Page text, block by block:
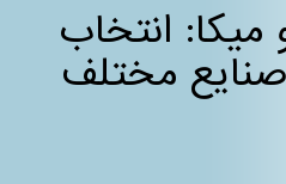
انتخاب
مختلف